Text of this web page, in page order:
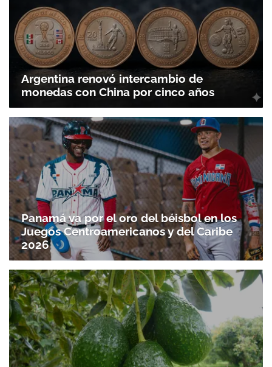
Argentina renovó intercambio de
monedas con China por cinco años
Panamá va por el oro del béisbol en los
Juegos Centroamericanos y del Caribe
2026